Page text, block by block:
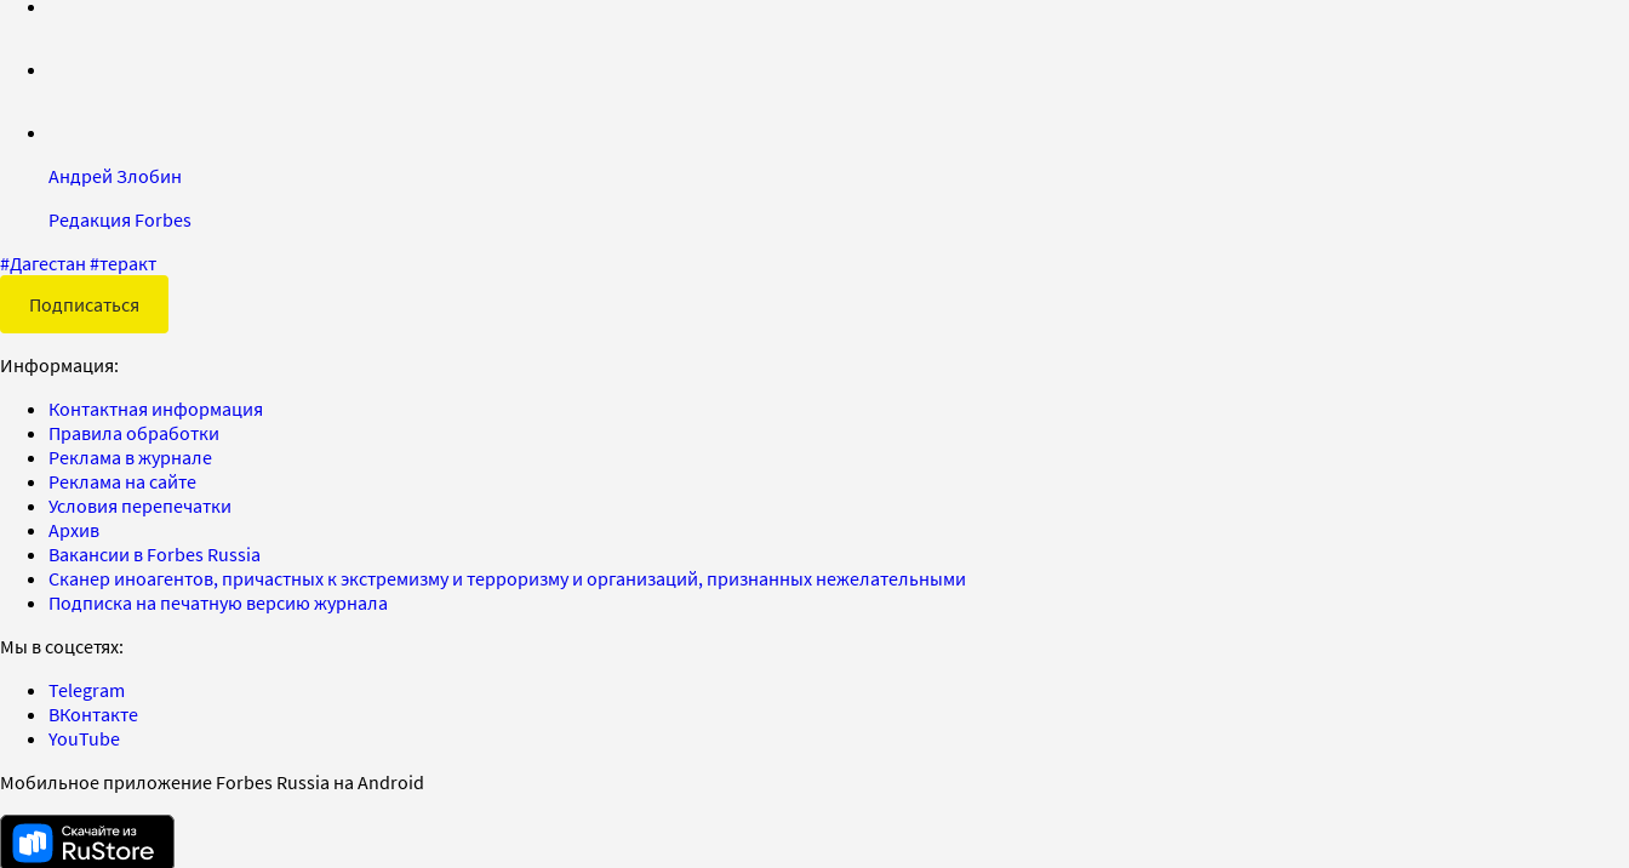
Андрей Злобин
Редакция Forbes
#Дагестан #теракт
Подписаться
Информация:
Контактная информация
Правила обработки
Реклама в журнале
Реклама на сайте
Условия перепечатки
Архив
Вакансии в Forbes Russia
Сканер иноагентов, причастных к экстремизму и терроризму и организаций, признанных нежелательными
Подписка на печатную версию журнала
Мы в соцсетях:
Telegram
ВКонтакте
YouTube
Мобильное приложение Forbes Russia на Android